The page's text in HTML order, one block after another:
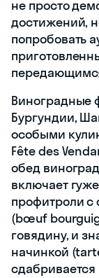
не просто
достижений,
попробовать
Виноградные
Бургундии,
особыми
Fête des
обед
включает
профитроли
(bœuf
говядину, и
начинкой